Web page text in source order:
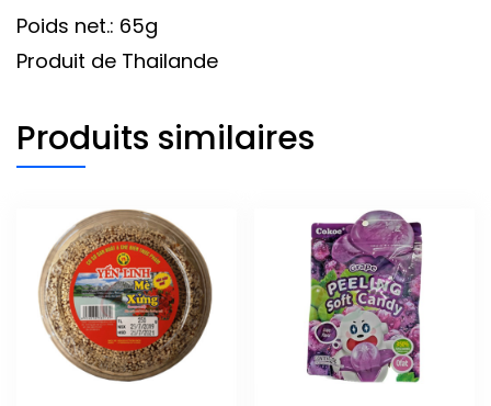
Poids net.: 65g
Produit de Thailande
Produits similaires